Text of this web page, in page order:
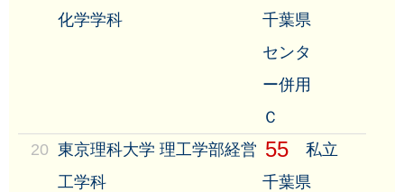
化学学科
千葉県
センタ
ー併用
Ｃ
20 東京理科大学 理工学部経営
工学科
55
私立
千葉県